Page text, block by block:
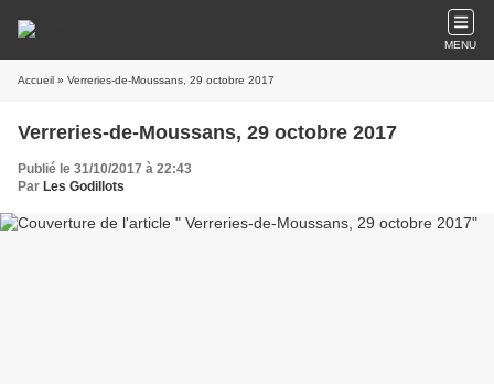
MENU
Accueil » Verreries-de-Moussans, 29 octobre 2017
Verreries-de-Moussans, 29 octobre 2017
Publié le 31/10/2017 à 22:43
Par Les Godillots